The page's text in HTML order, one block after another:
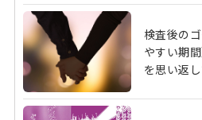
検査後の
やすい期
を思い返